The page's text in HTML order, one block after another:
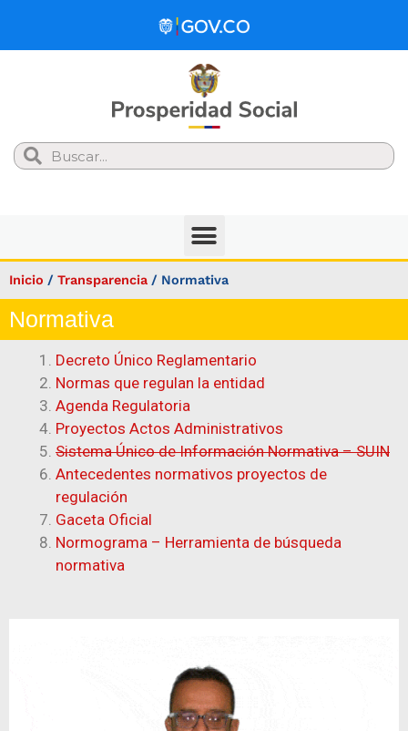
Search
Inicio / Transparencia / Normativa
Normativa
Decreto Único Reglamentario
Normas que regulan la entidad
Agenda Regulatoria
Proyectos Actos Administrativos
Sistema Único de Información Normativa – SUIN
Antecedentes normativos proyectos de
regulación
Gaceta Oficial
Normograma – Herramienta de búsqueda
normativa